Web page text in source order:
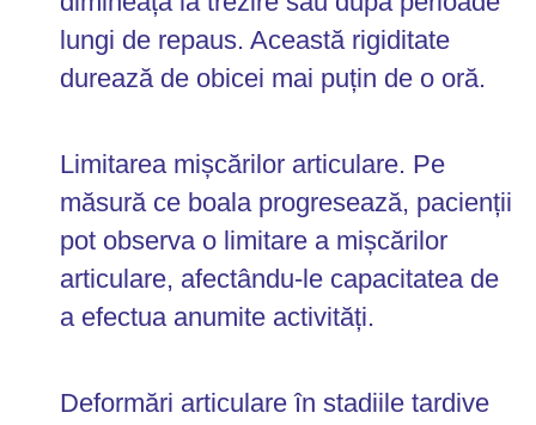
lungi de repaus. Această rigiditate
durează de obicei mai puțin de o oră.
Limitarea mișcărilor articulare. Pe
măsură ce boala progresează, pacienții
pot observa o limitare a mișcărilor
articulare, afectându-le capacitatea de
a efectua anumite activități.
Deformări articulare în stadiile tardive